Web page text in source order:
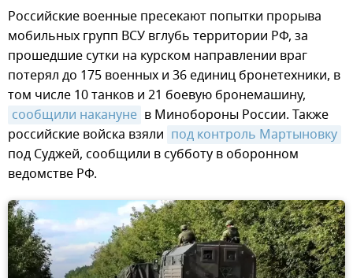
Российские военные пресекают попытки прорыва
мобильных групп ВСУ вглубь территории РФ, за
прошедшие сутки на курском направлении враг
потерял до 175 военных и 36 единиц бронетехники, в
том числе 10 танков и 21 боевую бронемашину,
сообщили накануне в Минобороны России. Также
российские войска взяли под контроль Мартыновку
под Суджей, сообщили в субботу в оборонном
ведомстве РФ.